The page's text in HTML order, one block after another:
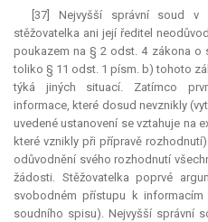
[37] Nejvyšší správní soud
stěžovatelka ani její ředitel
poukazem na § 2 odst. 4 zákona o
toliko § 11 odst. 1 písm. b) tohoto
týká jiných situací. Zatímco
informace, které dosud nevznikly
uvedené ustanovení se vztahuje na
které vznikly při přípravě
odůvodnění svého rozhodnutí
žádosti. Stěžovatelka poprvé
svobodném přístupu k
soudního spisu). Nejvyšší správní